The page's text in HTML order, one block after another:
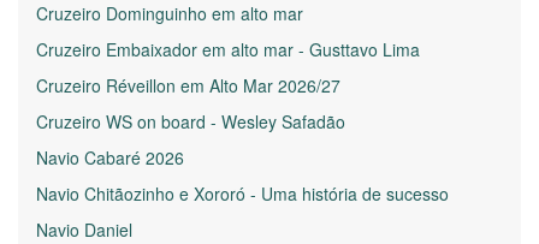
Cruzeiro Dominguinho em alto mar
Cruzeiro Embaixador em alto mar - Gusttavo Lima
Cruzeiro Réveillon em Alto Mar 2026/27
Cruzeiro WS on board - Wesley Safadão
Navio Cabaré 2026
Navio Chitãozinho e Xororó - Uma história de sucesso
Navio Daniel